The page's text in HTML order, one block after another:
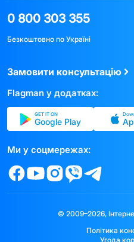
0 800 303 355
Безкоштовно по Україні
Замовити консультацію
Flagman у додатках:
GET IT ON
Google Play
Ми у соцмережах:
© 2009–2026,
Політика
Угода